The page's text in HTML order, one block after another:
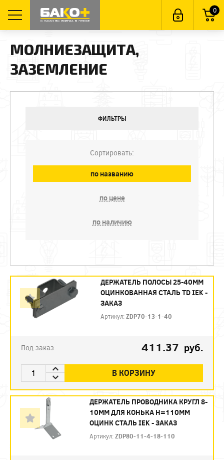
0
МОЛНИЕЗАЩИТА,
ЗАЗЕМЛЕНИЕ
ФИЛЬТРЫ
Сортировать:
по названию
по цене
по наличию
ДЕРЖАТЕЛЬ ПОЛОСЫ 25-40ММ
ОЦИНКОВАННАЯ СТАЛЬ TD IEK -
ЗАКАЗ
Артикул:ZDP70-13-1-40
Под заказ 411.37 руб.
В КОРЗИНУ
ДЕРЖАТЕЛЬ ПРОВОДНИКА КРУГЛ 8-
10ММ ДЛЯ КОНЬКА H=110ММ
ОЦИНК СТАЛЬ IEK - ЗАКАЗ
Артикул:ZDP80-11-4-18-110